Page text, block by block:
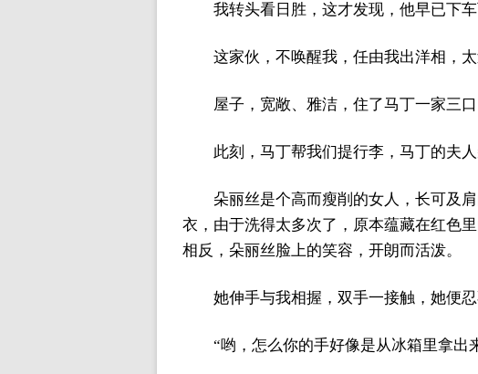
我转头看日胜，这才发现，他早已下
这家伙，不唤醒我，任由我出洋相，太
屋子，宽敞、雅洁，住了马丁一家三口
此刻，马丁帮我们提行李，马丁的夫
朵丽丝是个高而瘦削的女人，长可及
衣，由于洗得太多次了，原本蕴藏在红色
相反，朵丽丝脸上的笑容，开朗而活泼。
她伸手与我相握，双手一接触，她便忍
“哟，怎么你的手好像是从冰箱里拿出